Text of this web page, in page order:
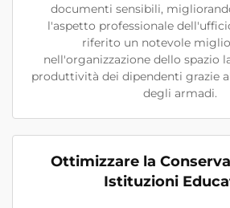
documenti sensibili,
l'aspetto professionale
riferito un notevole
nell'organizzazione dello spazio
produttività dei dipendenti grazie
degli armadi.
Ottimizzare la
Istituzioni